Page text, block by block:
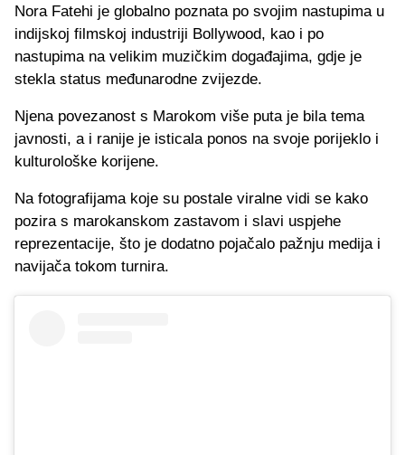
Nora Fatehi je globalno poznata po svojim nastupima u
indijskoj filmskoj industriji Bollywood, kao i po
nastupima na velikim muzičkim događajima, gdje je
stekla status međunarodne zvijezde.
Njena povezanost s Marokom više puta je bila tema
javnosti, a i ranije je isticala ponos na svoje porijeklo i
kulturološke korijene.
Na fotografijama koje su postale viralne vidi se kako
pozira s marokanskom zastavom i slavi uspjehe
reprezentacije, što je dodatno pojačalo pažnju medija i
navijača tokom turnira.